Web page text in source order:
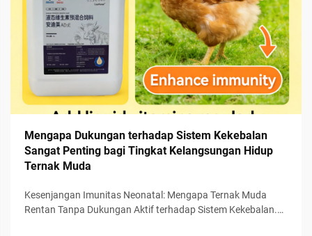
Mengapa Dukungan terhadap Sistem Kekebalan
Sangat Penting bagi Tingkat Kelangsungan Hidup
Ternak Muda
Kesenjangan Imunitas Neonatal: Mengapa Ternak Muda
Rentan Tanpa Dukungan Aktif terhadap Sistem Kekebalan.